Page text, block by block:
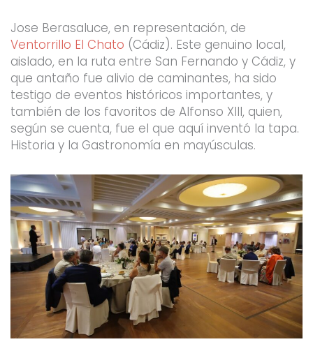
Jose Berasaluce, en representación, de
Ventorrillo El Chato (Cádiz). Este genuino local,
aislado, en la ruta entre San Fernando y Cádiz, y
que antaño fue alivio de caminantes, ha sido
testigo de eventos históricos importantes, y
también de los favoritos de Alfonso XIII, quien,
según se cuenta, fue el que aquí inventó la tapa.
Historia y la Gastronomía en mayúsculas.